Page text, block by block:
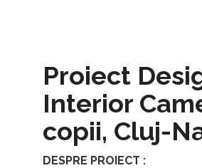
Proiect
Interior
copii, Cluj-
DESPRE PROIECT :